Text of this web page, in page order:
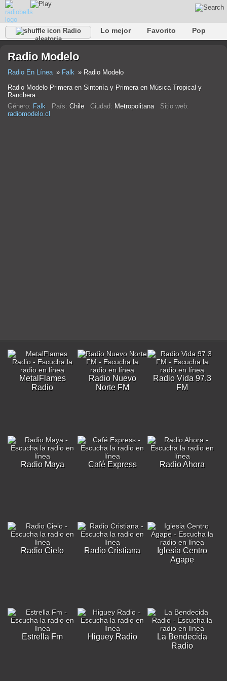
Radio
aleatoria
Lo mejor Favorito
Pop
Rap
Trans Falk
Radio Modelo
Radio En Línea Falk
Radio Modelo
Radio Modelo Primera en Sintonía y Primera en Música Tropical y
Ranchera.
Género: Falk País: Chile Ciudad: Metropolitana Sitio web:
radiomodelo.cl
MetalFlames
Radio
Radio Nuevo
Norte FM
Radio Vida 97.3
FM
Radio Maya Café Express Radio Ahora
Radio Cielo Radio Cristiana
Iglesia Centro
Agape
Estrella Fm Higuey Radio
La Bendecida
Radio